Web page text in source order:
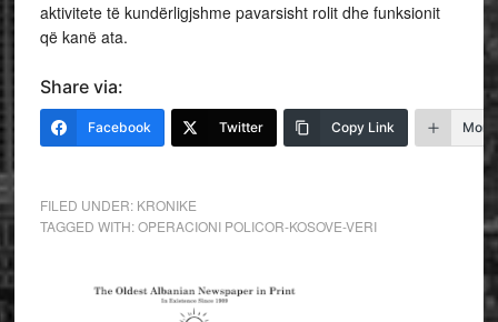
aktivitete të kundërligjshme pavarsisht rolit dhe funksionit
që kanë ata.
Share via:
Facebook Twitter Copy Link More
FILED UNDER: KRONIKE
TAGGED WITH:OPERACIONI POLICOR-KOSOVE-VERI